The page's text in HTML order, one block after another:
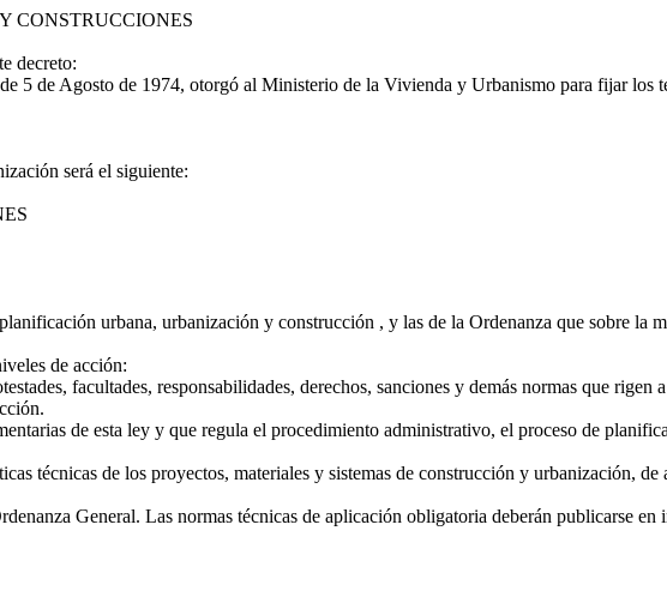
CONSTRUCCIONES
decreto:
5 de Agosto de 1974, otorgó al Ministerio de la Vivienda y Urbanismo para fijar los
será el siguiente:
urbana, urbanización y construcción , y las de la Ordenanza que sobre la
de acción:
facultades, responsabilidades, derechos, sanciones y demás normas que rigen
de esta ley y que regula el procedimiento administrativo, el proceso de
técnicas de los proyectos, materiales y sistemas de construcción y urbanización, de
General. Las normas técnicas de aplicación obligatoria deberán publicarse